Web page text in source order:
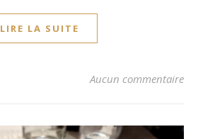
LIRE LA SUITE
Aucun commentaire